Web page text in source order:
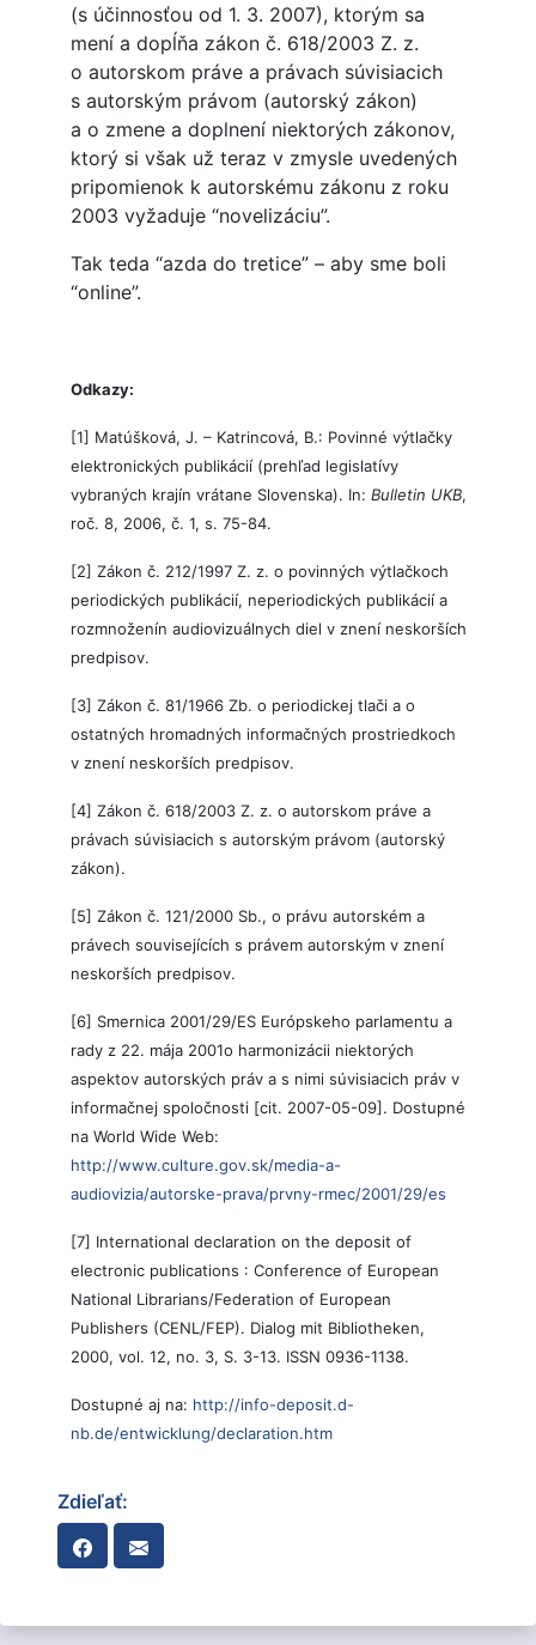
(s účinnosťou od 1. 3. 2007), ktorým sa
mení a dopĺňa zákon č. 618/2003 Z. z.
o autorskom práve a právach súvisiacich
s autorským právom (autorský zákon)
a o zmene a doplnení niektorých zákonov,
ktorý si však už teraz v zmysle uvedených
pripomienok k autorskému zákonu z roku
2003 vyžaduje “novelizáciu”.
Tak teda “azda do tretice” – aby sme boli
“online”.
Odkazy:
[1] Matúšková, J. – Katrincová, B.: Povinné výtlačky
elektronických publikácií (prehľad legislatívy
vybraných krajín vrátane Slovenska). In: Bulletin UKB,
roč. 8, 2006, č. 1, s. 75-84.
[2] Zákon č. 212/1997 Z. z. o povinných výtlačkoch
periodických publikácií, neperiodických publikácií a
rozmnoženín audiovizuálnych diel v znení neskorších
predpisov.
[3] Zákon č. 81/1966 Zb. o periodickej tlači a o
ostatných hromadných informačných prostriedkoch
v znení neskorších predpisov.
[4] Zákon č. 618/2003 Z. z. o autorskom práve a
právach súvisiacich s autorským právom (autorský
zákon).
[5] Zákon č. 121/2000 Sb., o právu autorském a
právech souvisejících s právem autorským v znení
neskorších predpisov.
[6] Smernica 2001/29/ES Európskeho parlamentu a
rady z 22. mája 2001o harmonizácii niektorých
aspektov autorských práv a s nimi súvisiacich práv v
informačnej spoločnosti [cit. 2007-05-09]. Dostupné
na World Wide Web:
http://www.culture.gov.sk/media-a-
audiovizia/autorske-prava/prvny-rmec/2001/29/es
[7] International declaration on the deposit of
electronic publications : Conference of European
National Librarians/Federation of European
Publishers (CENL/FEP). Dialog mit Bibliotheken,
2000, vol. 12, no. 3, S. 3-13. ISSN 0936-1138.
Dostupné aj na: http://info-deposit.d-
nb.de/entwicklung/declaration.htm
Zdieľať: